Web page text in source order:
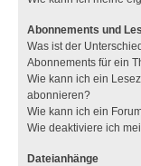
Abonnements und
Was ist der
Abonnements für ein
Wie kann ich ein
abonnieren?
Wie kann ich ein
Wie deaktiviere ich
Dateianhänge